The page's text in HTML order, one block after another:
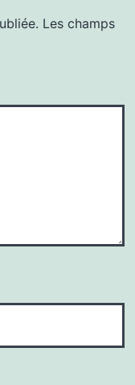
Les champs